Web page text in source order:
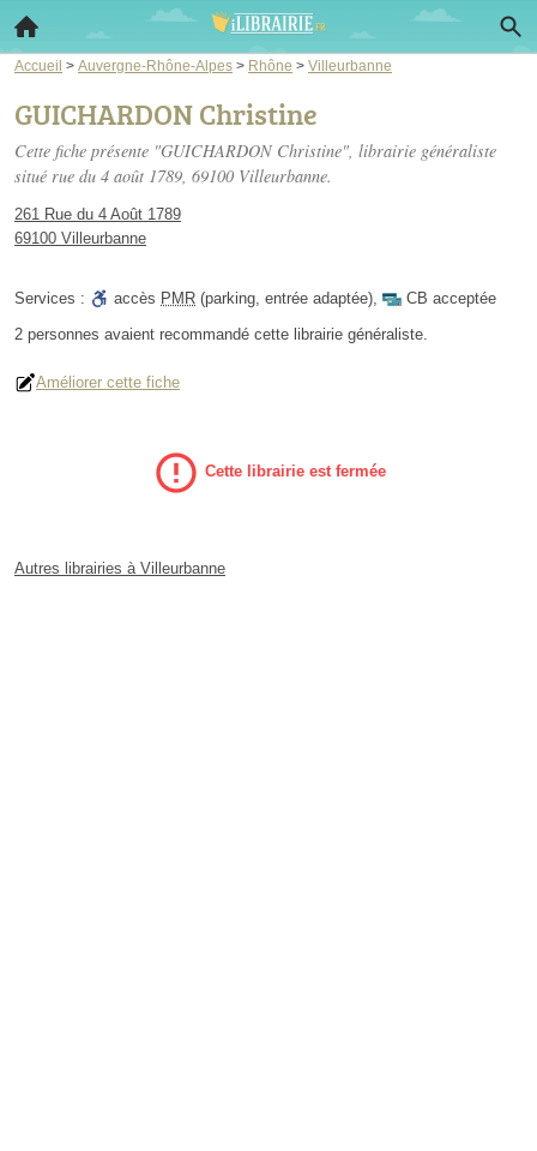
Accueil > Auvergne-Rhône-Alpes > Rhône > Villeurbanne
GUICHARDON Christine
Cette fiche présente "GUICHARDON Christine", librairie généraliste
situé rue du 4 août 1789, 69100 Villeurbanne.
261 Rue du 4 Août 1789
69100 Villeurbanne
Services : accès PMR (parking, entrée adaptée),
CB acceptée
2 personnes avaient recommandé cette librairie généraliste.
Améliorer cette fiche
Cette librairie est fermée
Autres librairies à Villeurbanne